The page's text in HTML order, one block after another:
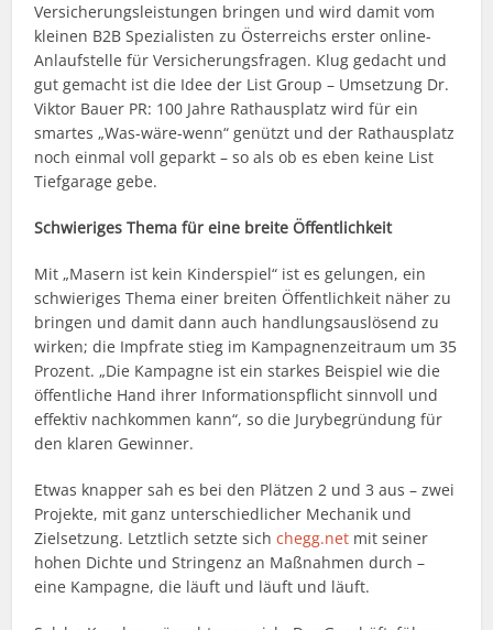
Versicherungsleistungen bringen und wird damit vom
kleinen B2B Spezialisten zu Österreichs erster online-
Anlaufstelle für Versicherungsfragen. Klug gedacht und
gut gemacht ist die Idee der List Group – Umsetzung Dr.
Viktor Bauer PR: 100 Jahre Rathausplatz wird für ein
smartes „Was-wäre-wenn“ genützt und der Rathausplatz
noch einmal voll geparkt – so als ob es eben keine List
Tiefgarage gebe.
Schwieriges Thema für eine breite Öffentlichkeit
Mit „Masern ist kein Kinderspiel“ ist es gelungen, ein
schwieriges Thema einer breiten Öffentlichkeit näher zu
bringen und damit dann auch handlungsauslösend zu
wirken; die Impfrate stieg im Kampagnenzeitraum um 35
Prozent. „Die Kampagne ist ein starkes Beispiel wie die
öffentliche Hand ihrer Informationspflicht sinnvoll und
effektiv nachkommen kann“, so die Jurybegründung für
den klaren Gewinner.
Etwas knapper sah es bei den Plätzen 2 und 3 aus – zwei
Projekte, mit ganz unterschiedlicher Mechanik und
Zielsetzung. Letztlich setzte sichchegg.net mit seiner
hohen Dichte und Stringenz an Maßnahmen durch –
eine Kampagne, die läuft und läuft und läuft.